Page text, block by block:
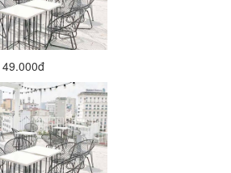
49.000đ